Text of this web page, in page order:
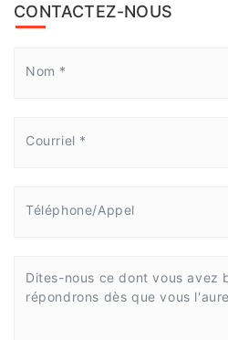
CONTACTEZ-NOUS